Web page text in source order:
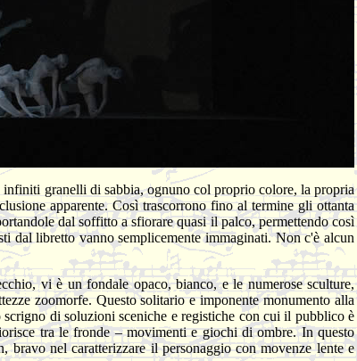
infiniti granelli di sabbia, ognuno col proprio colore, la propria
apparente. Così trascorrono fino al termine gli ottanta
dal soffitto a sfiorare quasi il palco, permettendo così
dal libretto vanno semplicemente immaginati. Non c'è alcun
vi è un fondale opaco, bianco, e le numerose sculture,
zoomorfe. Questo solitario e imponente monumento alla
scrigno di soluzioni sceniche e registiche con cui il pubblico è
tra le fronde – movimenti e giochi di ombre. In questo
nel caratterizzare il personaggio con movenze lente e